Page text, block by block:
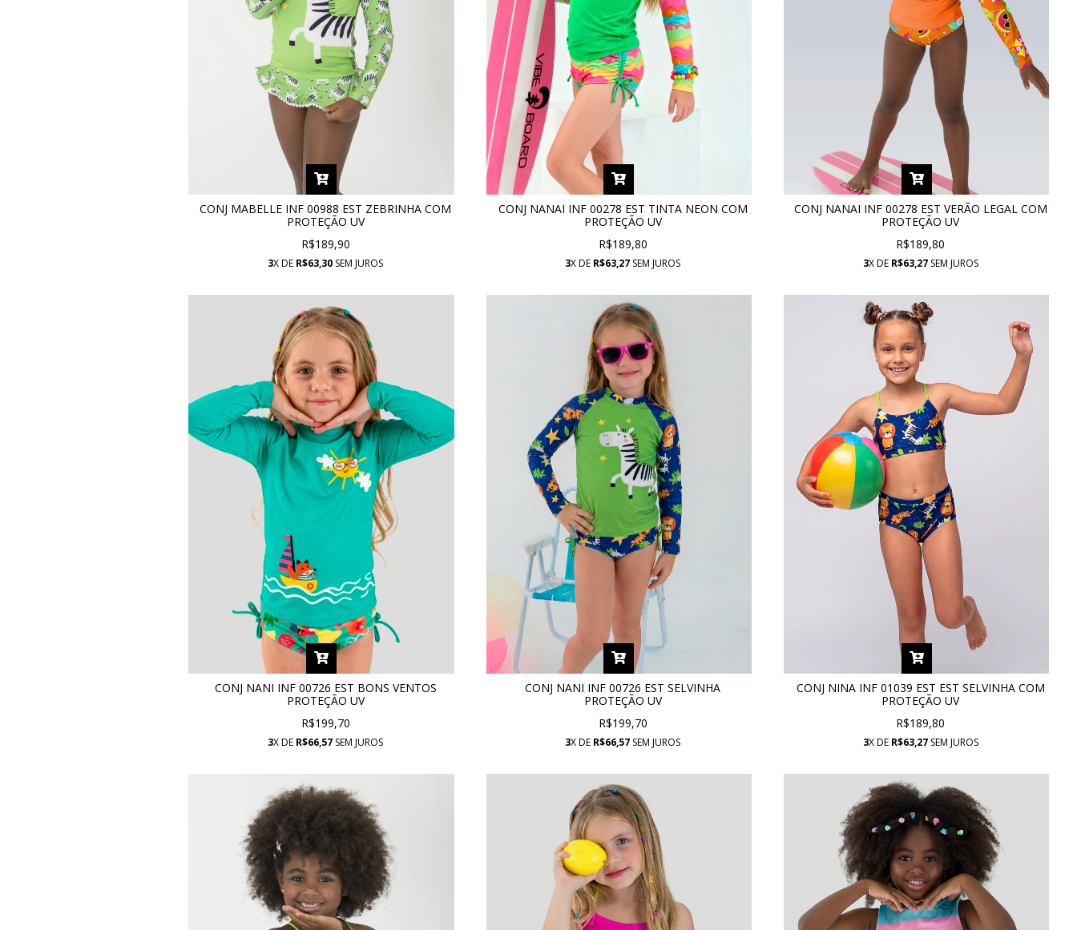
CONJ MABELLE INF 00988 EST ZEBRINHA COM
PROTEÇÃO UV
R$189,90
3X DE R$63,30 SEM JUROS
CONJ NANAI INF 00278 EST TINTA NEON COM
PROTEÇÃO UV
R$189,80
3X DE R$63,27 SEM JUROS
CONJ NANAI INF 00278 EST VERÃO LEGAL COM
PROTEÇÃO UV
R$189,80
3X DE R$63,27SEM JUROS
CONJ NANI INF 00726 EST BONS VENTOS
PROTEÇÃO UV
R$199,70
3X DE R$66,57 SEM JUROS
CONJ NANI INF 00726 EST SELVINHA
PROTEÇÃO UV
R$199,70
3X DE R$66,57 SEM JUROS
CONJ NINA INF 01039 EST EST SELVINHA COM
PROTEÇÃO UV
R$189,80
3X DE R$63,27SEM JUROS